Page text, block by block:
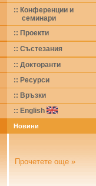
:: Конференции и
семинари
:: Проекти
:: Състезания
:: Докторанти
:: Ресурси
:: Връзки
:: English
Новини
Прочетете още »